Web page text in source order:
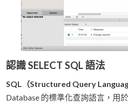
認識 SELECT SQL 語法
SQL（Structured Query
Database 的標準化查詢語言，用